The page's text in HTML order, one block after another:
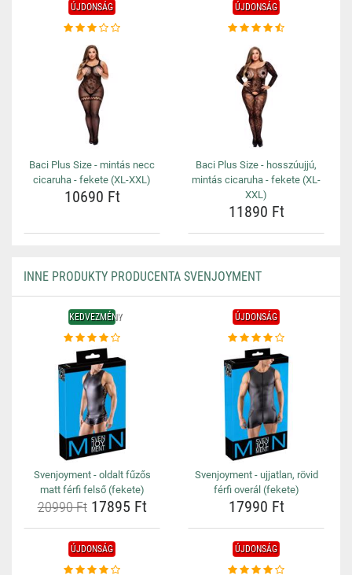
ÚJDONSÁG
Baci Plus Size - mintás necc
cicaruha - fekete (XL-XXL)
10690 Ft
ÚJDONSÁG
Baci Plus Size - hosszúujjú,
mintás cicaruha - fekete (XL-
XXL)
11890 Ft
INNE PRODUKTY PRODUCENTA SVENJOYMENT
KEDVEZMÉNY
Svenjoyment - oldalt fűzős
matt férfi felső (fekete)
20990 Ft17895 Ft
ÚJDONSÁG
Svenjoyment - ujjatlan, rövid
férfi overál (fekete)
17990 Ft
ÚJDONSÁG ÚJDONSÁG